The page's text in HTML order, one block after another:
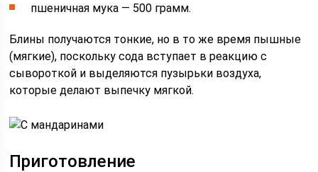
пшеничная мука — 500 грамм.
Блины получаются тонкие, но в то же время пышные
(мягкие), поскольку сода вступает в реакцию с
сывороткой и выделяются пузырьки воздуха,
которые делают выпечку мягкой.
Приготовление